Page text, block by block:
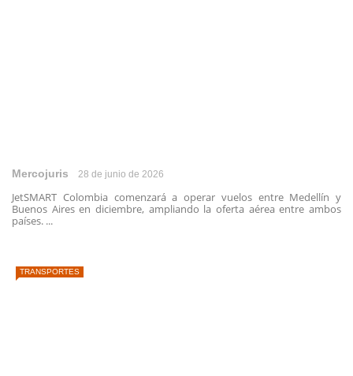
Mercojuris 28 de junio de 2026
JetSMART Colombia comenzará a operar vuelos entre Medellín y
Buenos Aires en diciembre, ampliando la oferta aérea entre ambos
países. ...
TRANSPORTES